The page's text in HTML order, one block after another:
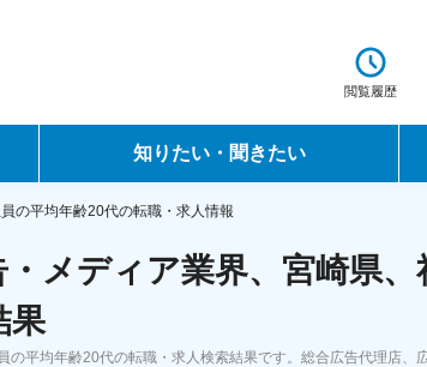
閲覧履歴
知りたい・聞きたい
転職ノウハウ
データで見る転職
の平均年齢20代の転職・求人情報
メディア業界、宮崎県
果
の平均年齢20代の転職・求人検索結果です。総合広告代理店、